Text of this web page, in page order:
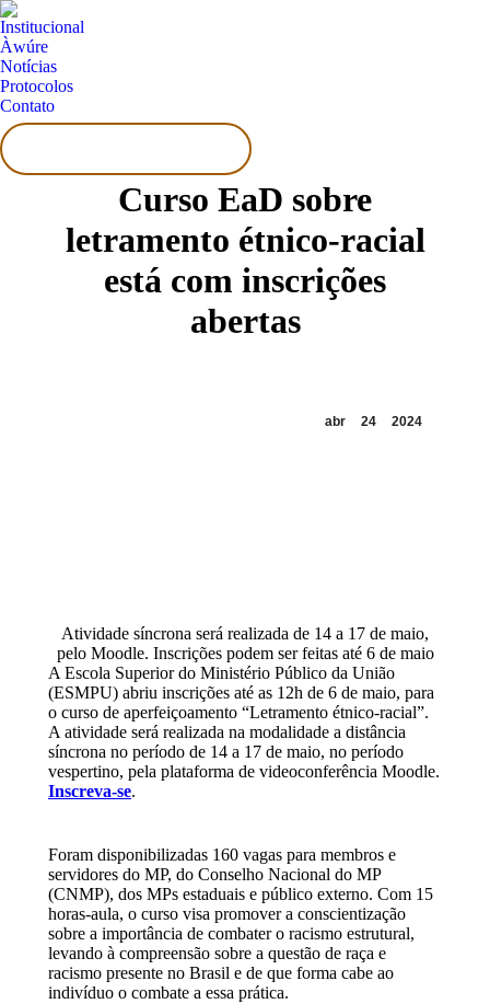
Institucional
Àwúre
Notícias
Protocolos
Contato
Search:
Curso EaD sobre
letramento étnico-racial
está com inscrições
abertas
abr 24 2024
Atividade síncrona será realizada de 14 a 17 de maio,
pelo Moodle. Inscrições podem ser feitas até 6 de maio
A Escola Superior do Ministério Público da União
(ESMPU) abriu inscrições até as 12h de 6 de maio, para
o curso de aperfeiçoamento “Letramento étnico-racial”.
A atividade será realizada na modalidade a distância
síncrona no período de 14 a 17 de maio, no período
vespertino, pela plataforma de videoconferência Moodle.
Inscreva-se.
Foram disponibilizadas 160 vagas para membros e
servidores do MP, do Conselho Nacional do MP
(CNMP), dos MPs estaduais e público externo. Com 15
horas-aula, o curso visa promover a conscientização
sobre a importância de combater o racismo estrutural,
levando à compreensão sobre a questão de raça e
racismo presente no Brasil e de que forma cabe ao
indivíduo o combate a essa prática.